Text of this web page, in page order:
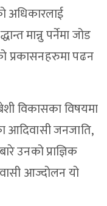
अधिकारलाई
मान्नु पर्नेमा जोड
प्रकासनहरुमा पढन
विकासका विषयमा
आदिवासी जनजाति,
उनको प्राज्ञिक
आज्दोलन यो